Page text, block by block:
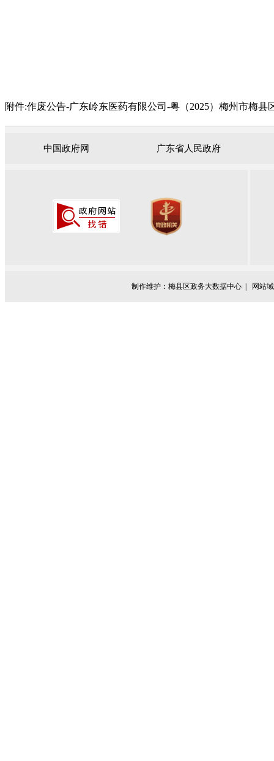
附件:作废公告-广东岭东医药有限公司-粤（2025）梅州市梅县
中国政府网 广东省人民政府
制作维护：梅县区政务大数据中心 | 网站